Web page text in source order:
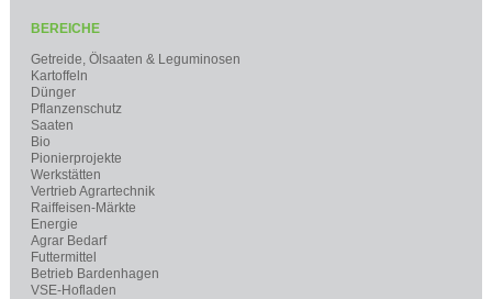
BEREICHE
Getreide, Ölsaaten & Leguminosen
Kartoffeln
Dünger
Pflanzenschutz
Saaten
Bio
Pionierprojekte
Werkstätten
Vertrieb Agrartechnik
Raiffeisen-Märkte
Energie
Agrar Bedarf
Futtermittel
Betrieb Bardenhagen
VSE-Hofladen